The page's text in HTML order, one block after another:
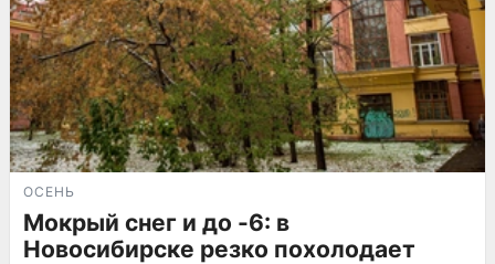
ОСЕНЬ
Мокрый снег и до -6: в
Новосибирске резко похолодает